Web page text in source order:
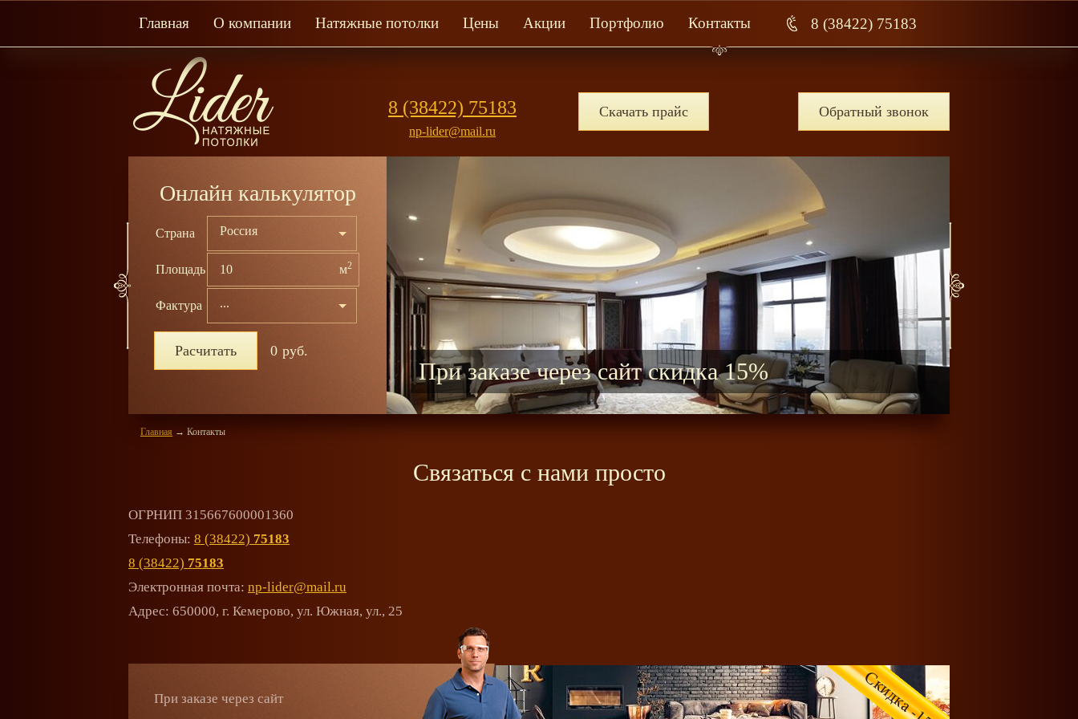
Главная О компании Натяжные потолки Цены Акции Портфолио Контакты 8 (38422) 75183
8 (38422) 75183
np-lider@mail.ru
Скачать прайс Обратный звонок
Онлайн калькулятор
Страна Россия
Площадь м2
Фактура ...
Расчитать 0 руб.
сайт скидка 15% Бесплатный замер и консультация
Главная → Контакты
Связаться с нами просто
ОГРНИП 315667600001360
Телефоны: 8 (38422) 75183
8 (38422) 75183
Электронная почта: np-lider@mail.ru
Адрес: 650000, г. Кемерово, ул. Южная, ул., 25
При заказе через сайт